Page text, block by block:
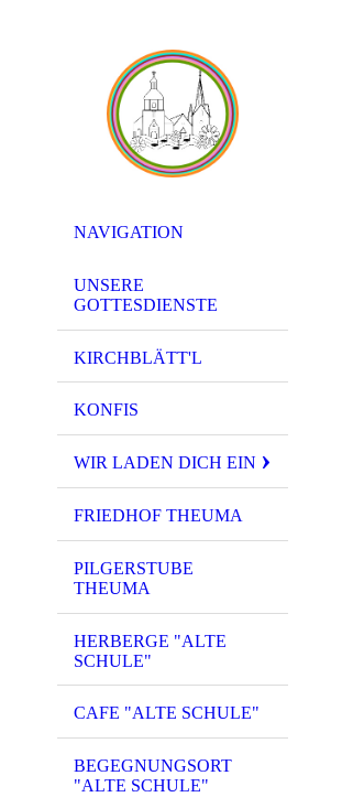
NAVIGATION
UNSERE
GOTTESDIENSTE
KIRCHBLÄTT'L
KONFIS
WIR LADEN DICH EIN
FRIEDHOF THEUMA
PILGERSTUBE
THEUMA
HERBERGE "ALTE
SCHULE"
CAFE "ALTE SCHULE"
BEGEGNUNGSORT
"ALTE SCHULE"